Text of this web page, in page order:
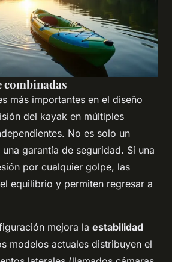
combinadas
más importantes en el diseño
del kayak en múltiples
No es solo un
garantía de seguridad. Si una
por cualquier golpe, las
equilibrio y permiten regresar a
mejora la estabilidad
modelos actuales distribuyen el